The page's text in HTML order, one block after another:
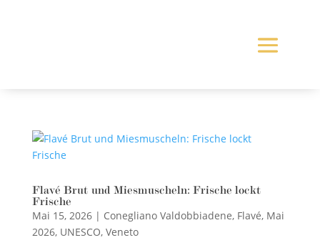
Flavé Brut und Miesmuscheln: Frische lockt
Frische
Mai 15, 2026| Conegliano Valdobbiadene, Flavé, Mai
2026, UNESCO, Veneto